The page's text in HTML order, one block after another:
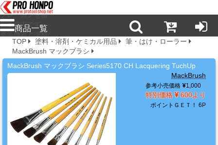
新
商
品
プロ本舗ではス
プレーガンを格
安販売中です。
塗装機器と塗料
の販売は京都の
プロホンポで！
商品一覧
TOP 塗料・溶剤・ケミカル用品
筆・はけ・ローラー
MackBrush マックブラシ
MackBrush マックブラシ Series5170 CH Lacquering TuchUp
MackBrush
参考小売価格 1,000
特別価格 600より
ポイントＧＥＴ！ 6P